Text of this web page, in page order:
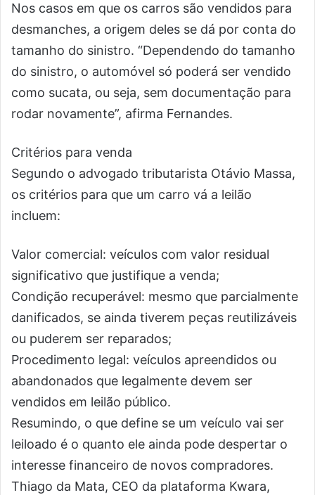
Nos casos em que os carros são vendidos para
desmanches, a origem deles se dá por conta do
tamanho do sinistro. “Dependendo do tamanho
do sinistro, o automóvel só poderá ser vendido
como sucata, ou seja, sem documentação para
rodar novamente”, afirma Fernandes.
Critérios para venda
Segundo o advogado tributarista Otávio Massa,
os critérios para que um carro vá a leilão
incluem:
Valor comercial: veículos com valor residual
significativo que justifique a venda;
Condição recuperável: mesmo que parcialmente
danificados, se ainda tiverem peças reutilizáveis
ou puderem ser reparados;
Procedimento legal: veículos apreendidos ou
abandonados que legalmente devem ser
vendidos em leilão público.
Resumindo, o que define se um veículo vai ser
leiloado é o quanto ele ainda pode despertar o
interesse financeiro de novos compradores.
Thiago da Mata, CEO da plataforma Kwara,